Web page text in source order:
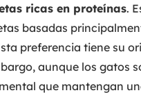
ricas en proteínas.
basadas
preferencia tiene su
aunque los gatos
que mantengan